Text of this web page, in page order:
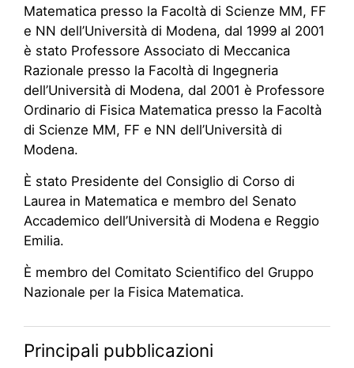
Matematica presso la Facoltà di Scienze MM, FF
e NN dell’Università di Modena, dal 1999 al 2001
è stato Professore Associato di Meccanica
Razionale presso la Facoltà di Ingegneria
dell’Università di Modena, dal 2001 è Professore
Ordinario di Fisica Matematica presso la Facoltà
di Scienze MM, FF e NN dell’Università di
Modena.
È stato Presidente del Consiglio di Corso di
Laurea in Matematica e membro del Senato
Accademico dell’Università di Modena e Reggio
Emilia.
È membro del Comitato Scientifico del Gruppo
Nazionale per la Fisica Matematica.
Principali pubblicazioni